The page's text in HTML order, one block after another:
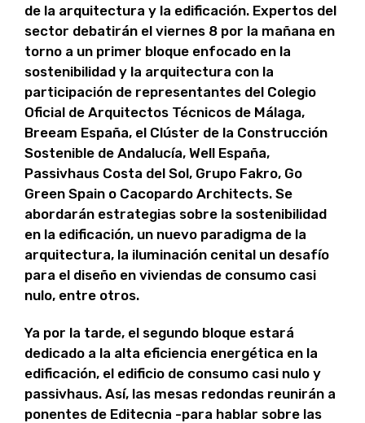
de la arquitectura y la edificación. Expertos del
sector debatirán el viernes 8 por la mañana en
torno a un primer bloque enfocado en la
sostenibilidad y la arquitectura con la
participación de representantes del Colegio
Oficial de Arquitectos Técnicos de Málaga,
Breeam España, el Clúster de la Construcción
Sostenible de Andalucía, Well España,
Passivhaus Costa del Sol, Grupo Fakro, Go
Green Spain o Cacopardo Architects. Se
abordarán estrategias sobre la sostenibilidad
en la edificación, un nuevo paradigma de la
arquitectura, la iluminación cenital un desafío
para el diseño en viviendas de consumo casi
nulo, entre otros.
Ya por la tarde, el segundo bloque estará
dedicado a la alta eficiencia energética en la
edificación, el edificio de consumo casi nulo y
passivhaus. Así, las mesas redondas reunirán a
ponentes de Editecnia -para hablar sobre las